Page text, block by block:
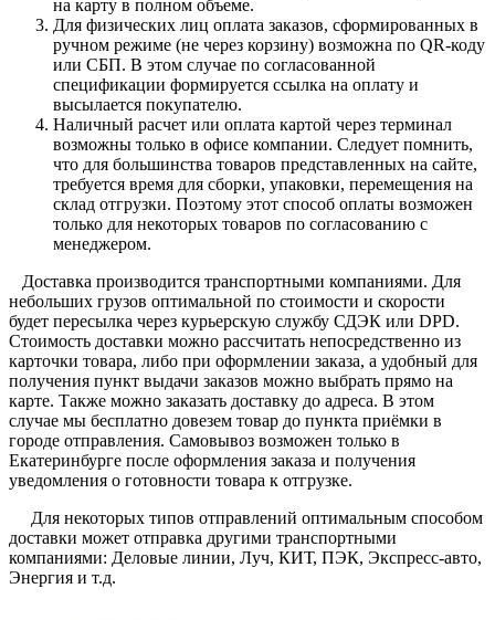
на карту в полном объеме.
Для физических лиц оплата заказов, сформированных в
ручном режиме (не через корзину) возможна по QR-коду
или СБП. В этом случае по согласованной
спецификации формируется ссылка на оплату и
высылается покупателю.
Наличный расчет или оплата картой через терминал
возможны только в офисе компании. Следует помнить,
что для большинства товаров представленных на сайте,
требуется время для сборки, упаковки, перемещения на
склад отгрузки. Поэтому этот способ оплаты возможен
только для некоторых товаров по согласованию с
менеджером.
Доставка производится транспортными компаниями. Для
небольших грузов оптимальной по стоимости и скорости
будет пересылка через курьерскую службу СДЭК или DPD.
Стоимость доставки можно рассчитать непосредственно из
карточки товара, либо при оформлении заказа, а удобный для
получения пункт выдачи заказов можно выбрать прямо на
карте. Также можно заказать доставку до адреса. В этом
случае мы бесплатно довезем товар до пункта приёмки в
городе отправления. Самовывоз возможен только в
Екатеринбурге после оформления заказа и получения
уведомления о готовности товара к отгрузке.
Для некоторых типов отправлений оптимальным способом
доставки может отправка другими транспортными
компаниями: Деловые линии, Луч, КИТ, ПЭК, Экспресс-авто,
Энергия и т.д.